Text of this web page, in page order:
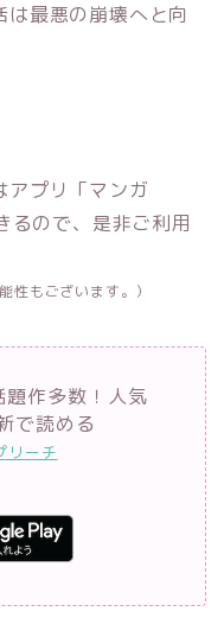
最悪の崩壊へと向
アプリ「マンガ
るので、是非ご利用
性もございます。）
作多数！人気
で読める
リーチ